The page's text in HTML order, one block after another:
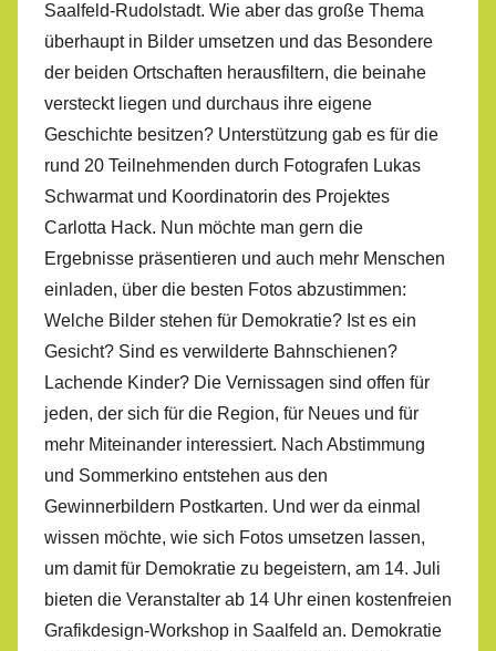
Saalfeld-Rudolstadt. Wie aber das große Thema
überhaupt in Bilder umsetzen und das Besondere
der beiden Ortschaften herausfiltern, die beinahe
versteckt liegen und durchaus ihre eigene
Geschichte besitzen? Unterstützung gab es für die
rund 20 Teilnehmenden durch Fotografen Lukas
Schwarmat und Koordinatorin des Projektes
Carlotta Hack. Nun möchte man gern die
Ergebnisse präsentieren und auch mehr Menschen
einladen, über die besten Fotos abzustimmen:
Welche Bilder stehen für Demokratie? Ist es ein
Gesicht? Sind es verwilderte Bahnschienen?
Lachende Kinder? Die Vernissagen sind offen für
jeden, der sich für die Region, für Neues und für
mehr Miteinander interessiert. Nach Abstimmung
und Sommerkino entstehen aus den
Gewinnerbildern Postkarten. Und wer da einmal
wissen möchte, wie sich Fotos umsetzen lassen,
um damit für Demokratie zu begeistern, am 14. Juli
bieten die Veranstalter ab 14 Uhr einen kostenfreien
Grafikdesign-Workshop in Saalfeld an. Demokratie